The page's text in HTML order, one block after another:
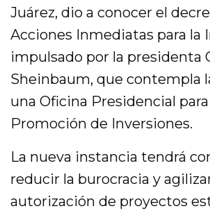
Juárez, dio a conocer el
Acciones Inmediatas para la
impulsado por la presidenta
Sheinbaum, que contempla
una Oficina Presidencial para
Promoción de Inversiones.
La nueva instancia tendrá
reducir la burocracia y
autorización de proyectos